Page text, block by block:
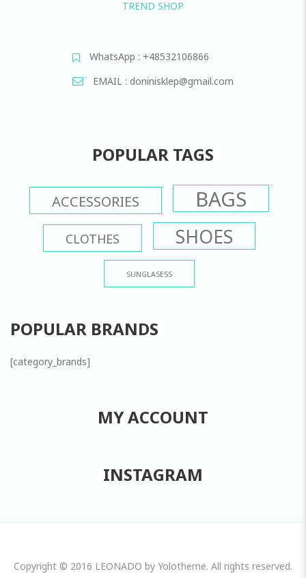
TREND SHOP
WhatsApp : +48532106866
EMAIL : doninisklep@gmail.com
POPULAR TAGS
ACCESSORIES BAGS
CLOTHES SHOES
SUNGLASESS
POPULAR BRANDS
[category_brands]
MY ACCOUNT
INSTAGRAM
Copyright © 2016 LEONADO by Yolotheme. All rights reserved.